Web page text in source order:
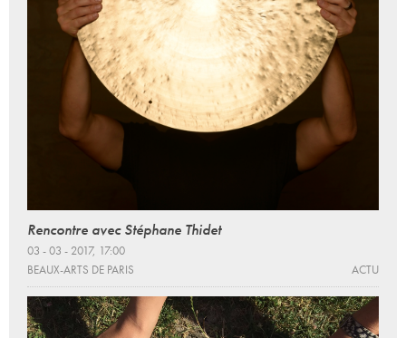
Rencontre avec Stéphane Thidet
03 - 03 - 2017, 17:00
BEAUX-ARTS DE PARIS
ACTU